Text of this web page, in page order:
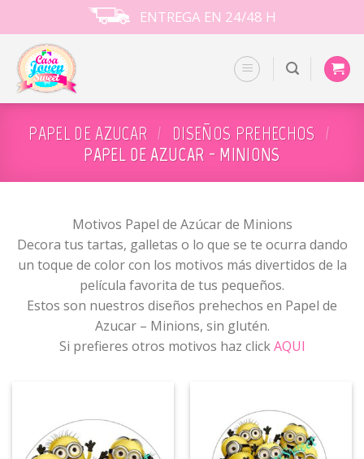
to
content
ENTREGA EN 24/48 H
PAPEL DE AZUCAR / DISEÑOS PREHECHOS /
PAPEL DE AZUCAR - MINIONS
Motivos Papel de Azúcar de Minions
Decora tus tartas, galletas o lo que se te ocurra dando
un toque de color con los motivos más divertidos de la
película favorita de tus pequeños.
Estos son nuestros diseños prehechos en Papel de
Azucar – Minions, sin glutén.
Si prefieres otros motivos haz clickAQUI